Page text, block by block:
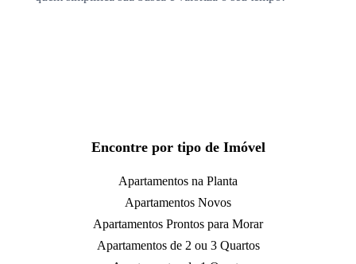
Encontre por tipo de Imóvel
Apartamentos na Planta
Apartamentos Novos
Apartamentos Prontos para Morar
Apartamentos de 2 ou 3 Quartos